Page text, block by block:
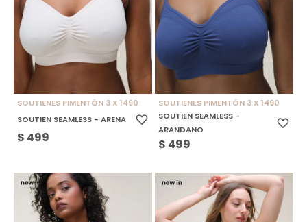
SOUTIENES PIMENTÓN 3 X 1490
SOUTIEN SEAMLESS - ARENA
$ 499
SOUTIENES PIMENTÓN 3 X 1490
SOUTIEN SEAMLESS -
ARANDANO
$ 499